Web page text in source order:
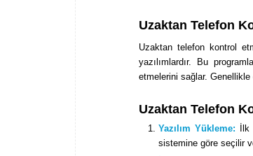
Uzaktan Telefon
Uzaktan telefon kontrol
yazılımlardır. Bu
etmelerini sağlar. Genellikle
Uzaktan Telefon
Yazılım Yükleme: İlk
sistemine göre seçilir